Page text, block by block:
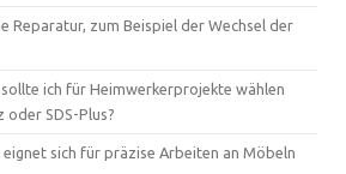
Reparatur, zum Beispiel der Wechsel der
ich für Heimwerkerprojekte wählen
oder SDS-Plus?
eignet sich für präzise Arbeiten an Möbeln